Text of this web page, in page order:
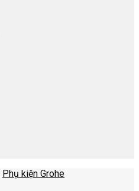
Phụ kiện Grohe